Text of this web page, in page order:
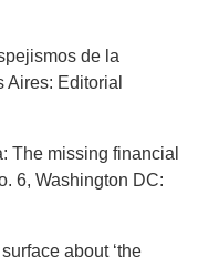
de la
Aires: Editorial
The missing financial
6, Washington DC:
about ‘the